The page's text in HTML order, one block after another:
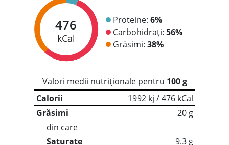
476
kCal
Proteine: 6%
Carbohidrați: 56%
Grăsimi: 38%
Valori medii nutriționale pentru 100 g
Calorii
1992 kj / 476 kCal
Grăsimi
20 g
din care
Saturate
9.3 g